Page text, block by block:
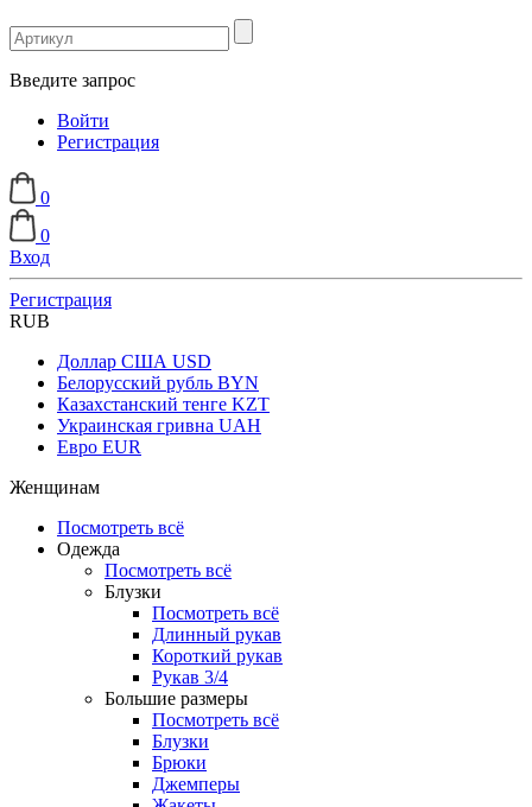
Введите запрос
Войти
Регистрация
0
0
Вход
Регистрация
RUB
Доллар США USD
Белорусский рубль BYN
Казахстанский тенге KZT
Украинская гривна UAH
Евро EUR
Женщинам
Посмотреть всё
Одежда
Посмотреть всё
Блузки
Посмотреть всё
Длинный рукав
Короткий рукав
Рукав 3/4
Большие размеры
Посмотреть всё
Блузки
Брюки
Джемперы